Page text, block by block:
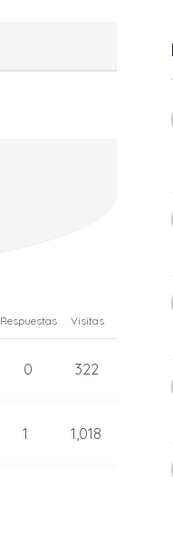
Respuestas Visitas
0 322
1 1,018